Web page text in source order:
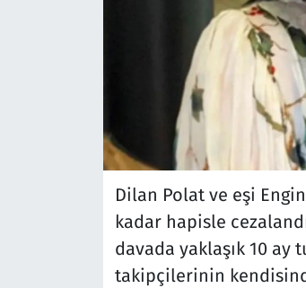
Dilan Polat ve eşi
kadar hapisle
davada yaklaşık 10
takipçilerinin